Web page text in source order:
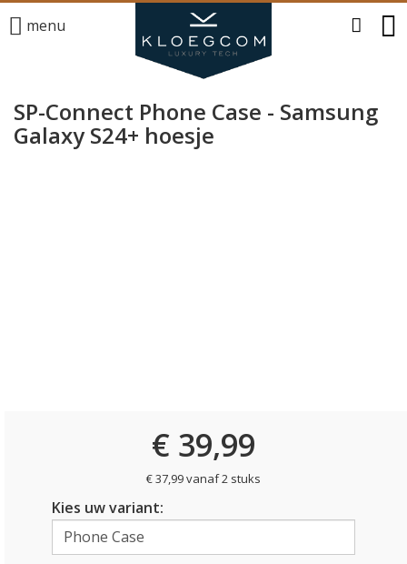
menu
SP-Connect Phone Case - Samsung
Galaxy S24+ hoesje
€ 39,99
€ 37,99 vanaf 2 stuks
Kies uw variant: